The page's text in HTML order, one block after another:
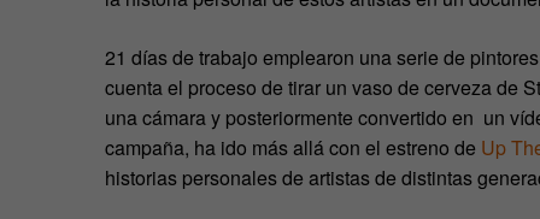
21 días de trabajo emplearon una serie de
cuenta el proceso de tirar un vaso de cerveza de
una cámara y posteriormente convertido en un
campaña, ha ido más allá con el estreno de Up
historias personales de artistas de distintas